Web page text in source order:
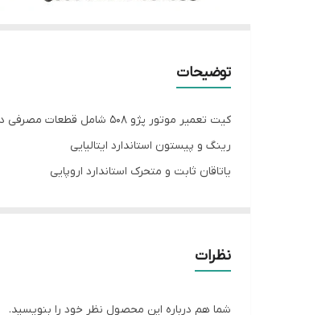
توضیحات
کیت تعمیر موتور پژو 508 شامل قطعات مصرفی داخل موتور اجناس وارداتی با کیفیت خوب با قیمت مناسب
رینگ و پیستون استاندارد ایتالیایی
یاتاقان ثابت و متحرک استاندارد اروپایی
نظرات
شما هم درباره این محصول نظر خود را بنویسید.